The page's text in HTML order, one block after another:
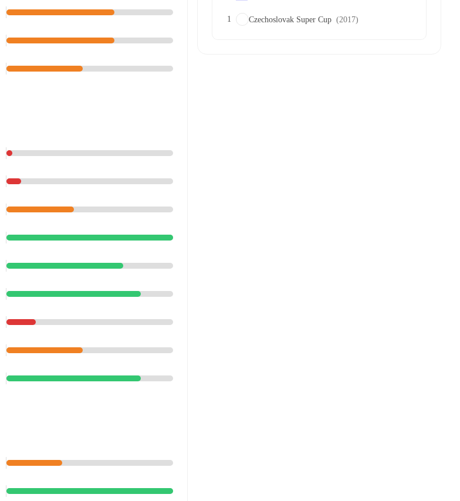
1 Czechoslovak Super Cup (2017)